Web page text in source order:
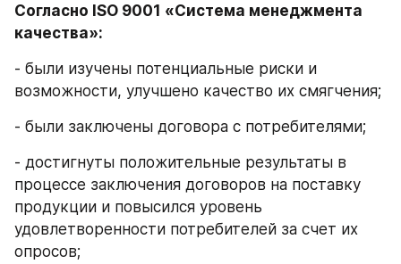
Согласно ISO 9001 «Система менеджмента
качества»:
- были изучены потенциальные риски и
возможности, улучшено качество их смягчения;
- были заключены договора с потребителями;
- достигнуты положительные результаты в
процессе заключения договоров на поставку
продукции и повысился уровень
удовлетворенности потребителей за счет их
опросов;